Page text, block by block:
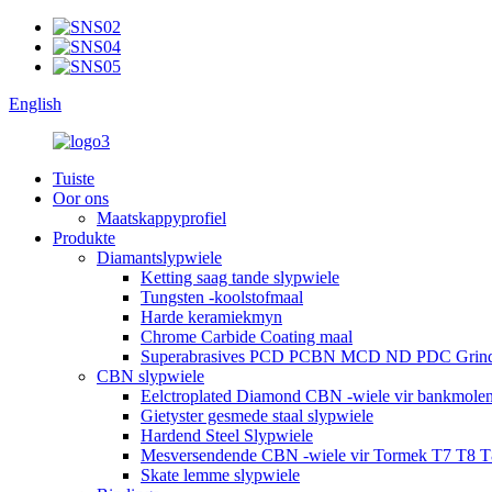
English
Tuiste
Oor ons
Maatskappyprofiel
Produkte
Diamantslypwiele
Ketting saag tande slypwiele
Tungsten -koolstofmaal
Harde keramiekmyn
Chrome Carbide Coating maal
Superabrasives PCD PCBN MCD ND PDC
CBN slypwiele
Eelctroplated Diamond CBN -wiele vir bankmolen
Gietyster gesmede staal slypwiele
Hardend Steel Slypwiele
Mesversendende CBN -wiele vir Tormek T7 T8
Skate lemme slypwiele